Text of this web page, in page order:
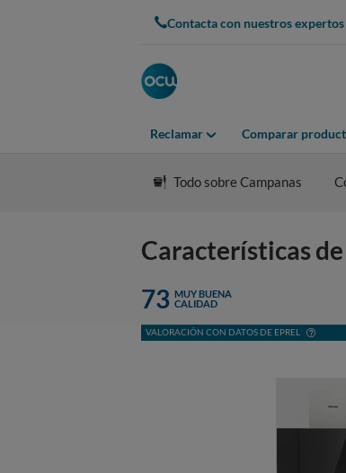
Contacta con nuestros expertos
Reclamar Comparar
Todo sobre Campanas
Características
73 MUY BUENA
CALIDAD
VALORACIÓN CON DATOS DE EPREL